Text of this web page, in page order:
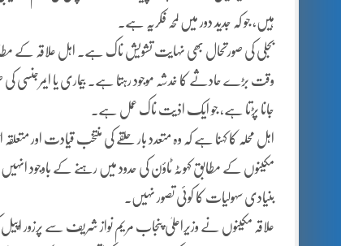
ہیں، جو کہ جدید دور میں لمحہ فکریہ ہے۔
بجلی کی صورتحال بھی نہایت تشویش ناک ہے۔ اہل علاقہ کے
وقت بڑے حادثے کا خدشہ موجود رہتا ہے۔ بیماری یا
جانا پڑتا ہے، جو ایک اذیت ناک عمل ہے۔
اہل محلہ کا کہنا ہے کہ وہ متعدد بار حلقے کی منتخب قیادت اور
مکینوں کے مطابق کہوٹہ ٹاؤن کی حدود میں رہنے کے باوجود
بنیادی سہولیات کا کوئی تصور نہیں۔
علاقہ مکینوں نے وزیراعلیٰ پنجاب مریم نواز شریف سے پرزور